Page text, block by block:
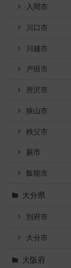
入間市
川口市
川越市
戸田市
所沢市
狭山市
秩父市
蕨市
飯能市
大分県
別府市
大分市
大阪府